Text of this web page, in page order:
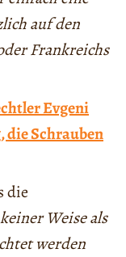
auf den
Frankreichs
Evgeni
die Schrauben
die
Weise als
werden